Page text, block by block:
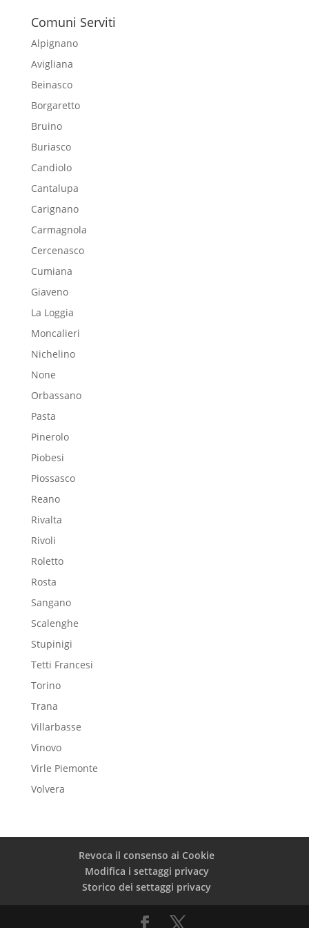
Comuni Serviti
Alpignano
Avigliana
Beinasco
Borgaretto
Bruino
Buriasco
Candiolo
Cantalupa
Carignano
Carmagnola
Cercenasco
Cumiana
Giaveno
La Loggia
Moncalieri
Nichelino
None
Orbassano
Pasta
Pinerolo
Piobesi
Piossasco
Reano
Rivalta
Rivoli
Roletto
Rosta
Sangano
Scalenghe
Stupinigi
Tetti Francesi
Torino
Trana
Villarbasse
Vinovo
Virle Piemonte
Volvera
Revoca il consenso ai Cookie
Modifica i settaggi privacy
Storico dei settaggi privacy